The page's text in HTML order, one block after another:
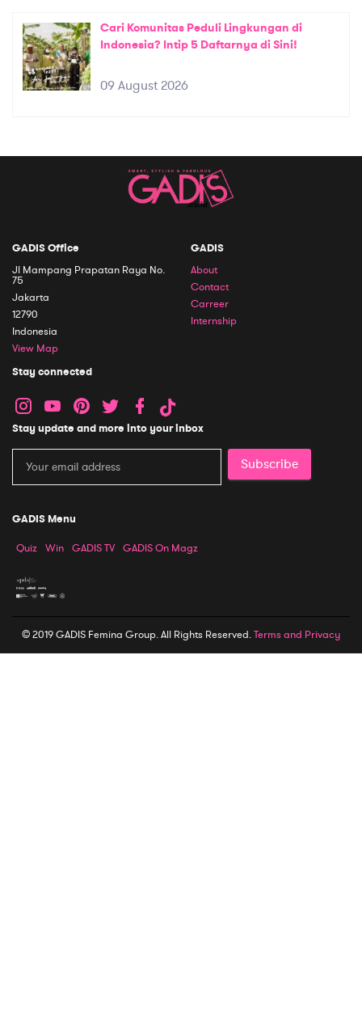
Cari Komunitas Peduli Lingkungan di
Indonesia? Intip 5 Daftarnya di Sini!
09 August 2026
GADIS Office
Jl Mampang Prapatan Raya No.
75
Jakarta
12790
Indonesia
View Map
GADIS
About
Contact
Carreer
Internship
Stay connected
Stay update and more into your inbox
Subscribe
GADIS Menu
Quiz Win GADIS TV GADIS On Magz
© 2019 GADIS Femina Group. All Rights Reserved.Terms and Privacy